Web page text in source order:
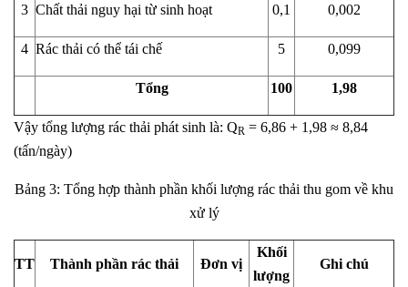
3 Chất thải nguy hại từ sinh hoạt 0,1 0,002
4 Rác thải có thể tái chế 5 0,099
Tổng 100 1,98
Vậy tổng lượng rác thải phát sinh là: QR = 6,86 + 1,98 ≈ 8,84
(tấn/ngày)
Bảng 3: Tổng hợp thành phần khối lượng rác thải thu gom về khu
xử lý
TT Thành phần rác thải Đơn vị
Khối
lượng
Ghi chú